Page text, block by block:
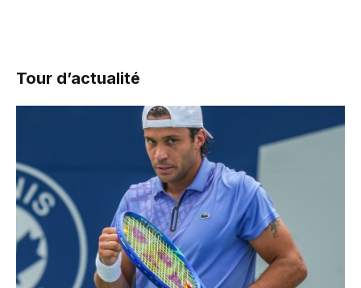
Tour d’actualité